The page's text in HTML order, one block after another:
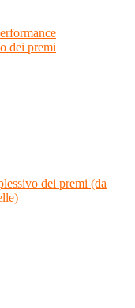
dei premi
dei premi (da